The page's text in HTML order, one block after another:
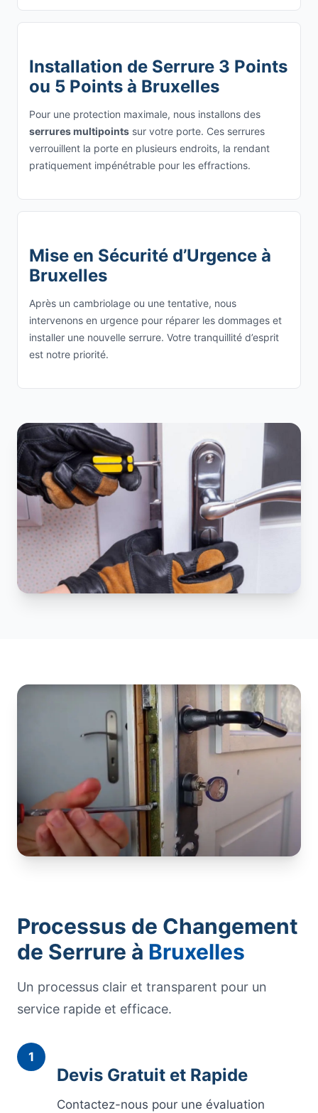
Installation de Serrure 3 Points
ou 5 Points à Bruxelles
Pour une protection maximale, nous installons des
serrures multipoints sur votre porte. Ces serrures
verrouillent la porte en plusieurs endroits, la rendant
pratiquement impénétrable pour les effractions.
Mise en Sécurité d’Urgence à
Bruxelles
Après un cambriolage ou une tentative, nous
intervenons en urgence pour réparer les dommages et
installer une nouvelle serrure. Votre tranquillité d’esprit
est notre priorité.
Processus de Changement
de Serrure à Bruxelles
Un processus clair et transparent pour un
service rapide et efficace.
1
Devis Gratuit et Rapide
Contactez-nous pour une évaluation